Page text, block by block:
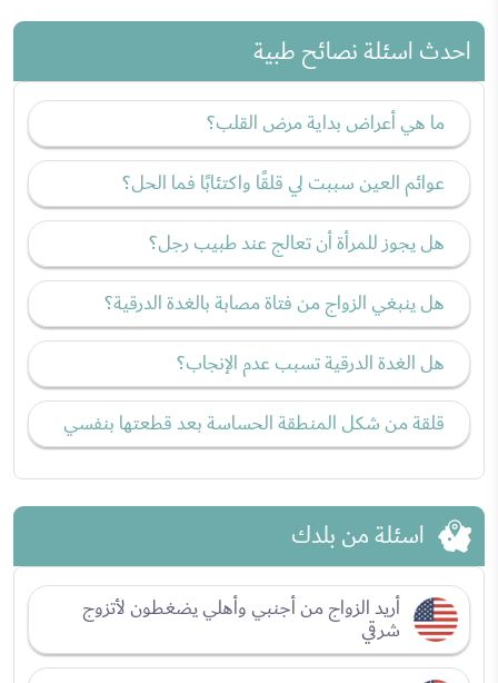
احدث اسئلة نصائح طبية
ما هي أعراض بداية مرض القلب؟
عوائم العين سببت لي قلقًا واكتئابًا فما الحل؟
هل يجوز للمرأة أن تعالج عند طبيب رجل؟
هل ينبغي الزواج من فتاة مصابة بالغدة الدرقية؟
هل الغدة الدرقية تسبب عدم الإنجاب؟
قلقة من شكل المنطقة الحساسة بعد قطعتها بنفسي
اسئلة من بلدك
أريد الزواج من أجنبي وأهلي يضغطون لأتزوج
شرقي